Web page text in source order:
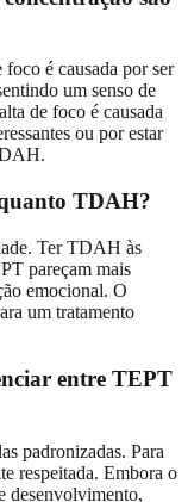
é causada por ser
um senso de
de foco é causada
ou por estar
TDAH?
Ter TDAH às
pareçam mais
emocional. O
um tratamento
entre TEPT
padronizadas. Para
respeitada. Embora o
desenvolvimento,